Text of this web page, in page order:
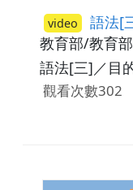
video 語法[
教育部/教育部
語法[三]／目
觀看次數302